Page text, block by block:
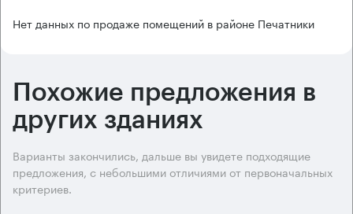
Нет данных по продаже помещений в районе Печатники
Похожие предложения в
других зданиях
Варианты закончились, дальше вы увидете подходящие
предложения, с небольшими отличиями от первоначальных
критериев.